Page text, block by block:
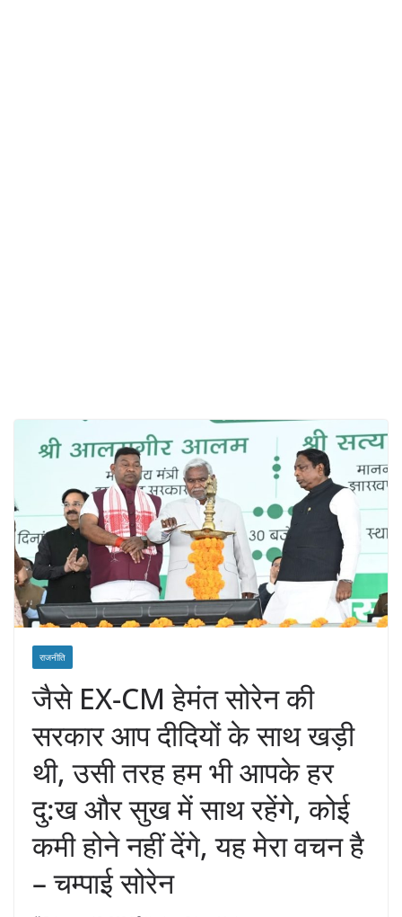
राजनीति
जैसे EX-CM हेमंत सोरेन की
सरकार आप दीदियों के साथ खड़ी
थी, उसी तरह हम भी आपके हर
दु:ख और सुख में साथ रहेंगे, कोई
कमी होने नहीं देंगे, यह मेरा वचन है
– चम्पाई सोरेन